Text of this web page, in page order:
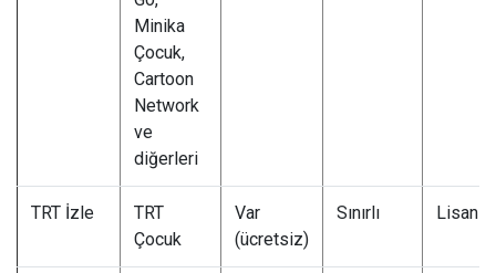
Minika
Çocuk,
Cartoon
Network
ve
diğerleri
TRT İzle
TRT
Çocuk
Var
(ücretsiz)
Sınırlı Lisanslı